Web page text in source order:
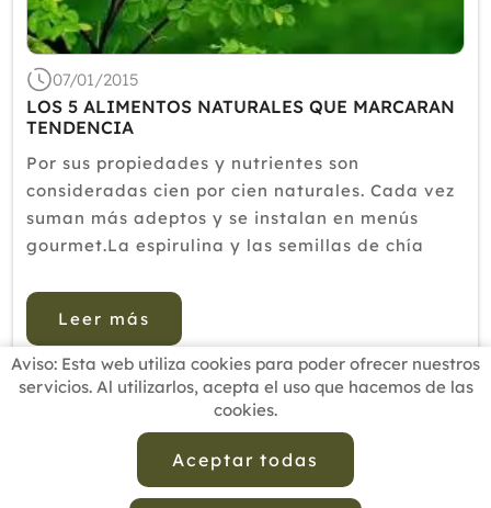
07/01/2015
LOS 5 ALIMENTOS NATURALES QUE MARCARAN
TENDENCIA
Por sus propiedades y nutrientes son
consideradas cien por cien naturales. Cada vez
suman más adeptos y se instalan en menús
gourmet.La espirulina y las semillas de chía
adoptaron en el 2014 para mejorar la calidad
de vida a través de alimentos 100 po...
Leer más
Aviso: Esta web utiliza cookies para poder ofrecer nuestros
servicios. Al utilizarlos, acepta el uso que hacemos de las
cookies.
Aceptar todas
BUSCADOR PROFESIONALES
ESCUELAS RECOMENDADAS
CONTACTO